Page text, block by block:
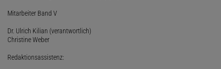
Mitarbeiter Band V
Dr. Ulrich Kilian (verantwortlich)
Christine Weber
Redaktionsassistenz: